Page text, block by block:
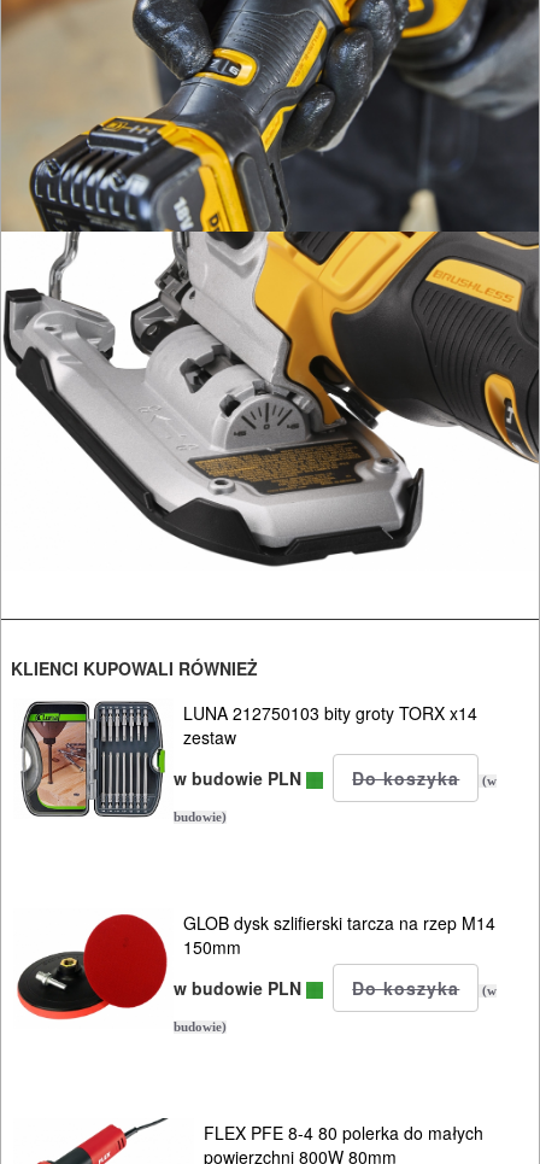
PILARKI-
KOSIARKI-
MYJKI
CIŚNIENIOWE
KLIENCI KUPOWALI RÓWNIEŻ
LUNA 212750103 bity groty TORX x14
zestaw
w budowie PLN
(w
budowie)
GLOB dysk szlifierski tarcza na rzep M14
150mm
w budowie PLN
(w
budowie)
FLEX PFE 8-4 80 polerka do małych
powierzchni 800W 80mm